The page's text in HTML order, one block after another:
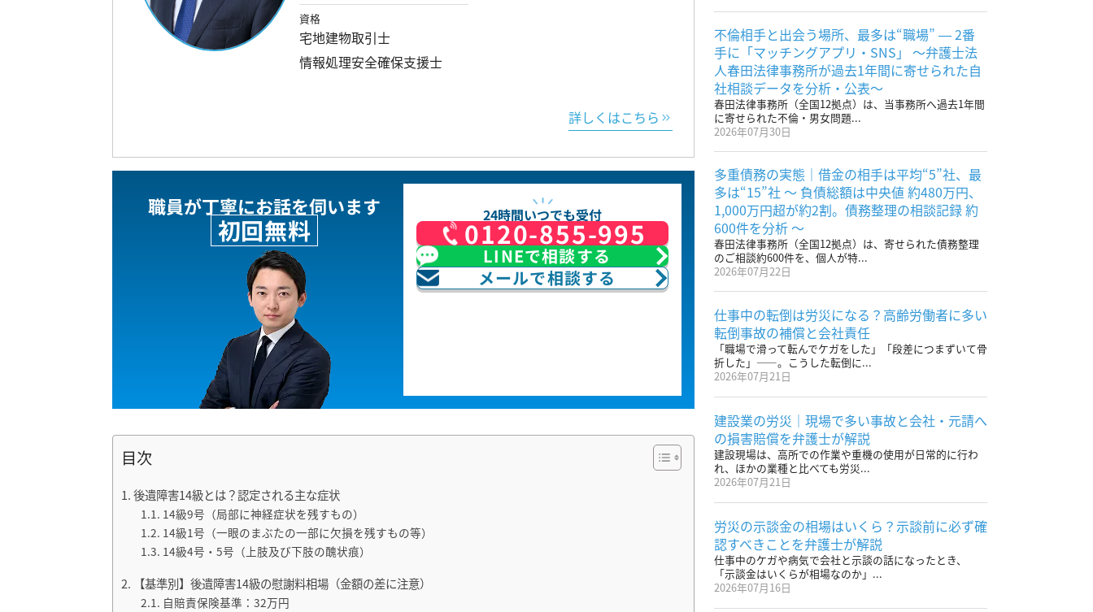
資格
宅地建物取引士
情報処理安全確保支援士
詳しくはこちら
職員が丁寧にお話を伺います
初回無料 24時間いつでも受付
0120-855-995
LINEで相談する
メールで相談する
目次
後遺障害14級とは？認定される主な症状
14級9号（局部に神経症状を残すもの）
14級1号（一眼のまぶたの一部に欠損を残すもの等）
14級4号・5号（上肢及び下肢の醜状痕）
【基準別】後遺障害14級の慰謝料相場（金額の差に注意）
自賠責保険基準：32万円
不倫相手と出会う場所、最多は“職場” ― 2番
手に「マッチングアプリ・SNS」 〜弁護士法
人春田法律事務所が過去1年間に寄せられた自
社相談データを分析・公表〜
春田法律事務所（全国12拠点）は、当事務所へ過去1年間
に寄せられた不倫・男女問題...
2026年07月30日
多重債務の実態｜借金の相手は平均“5”社、最
多は“15”社 〜 負債総額は中央値 約480万円、
1,000万円超が約2割。債務整理の相談記録 約
600件を分析 〜
春田法律事務所（全国12拠点）は、寄せられた債務整理
のご相談約600件を、個人が特...
2026年07月22日
仕事中の転倒は労災になる？高齢労働者に多い
転倒事故の補償と会社責任
「職場で滑って転んでケガをした」「段差につまずいて骨
折した」——。こうした転倒に...
2026年07月21日
建設業の労災｜現場で多い事故と会社・元請へ
の損害賠償を弁護士が解説
建設現場は、高所での作業や重機の使用が日常的に行わ
れ、ほかの業種と比べても労災...
2026年07月21日
労災の示談金の相場はいくら？示談前に必ず確
認すべきことを弁護士が解説
仕事中のケガや病気で会社と示談の話になったとき、
「示談金はいくらが相場なのか」...
2026年07月16日